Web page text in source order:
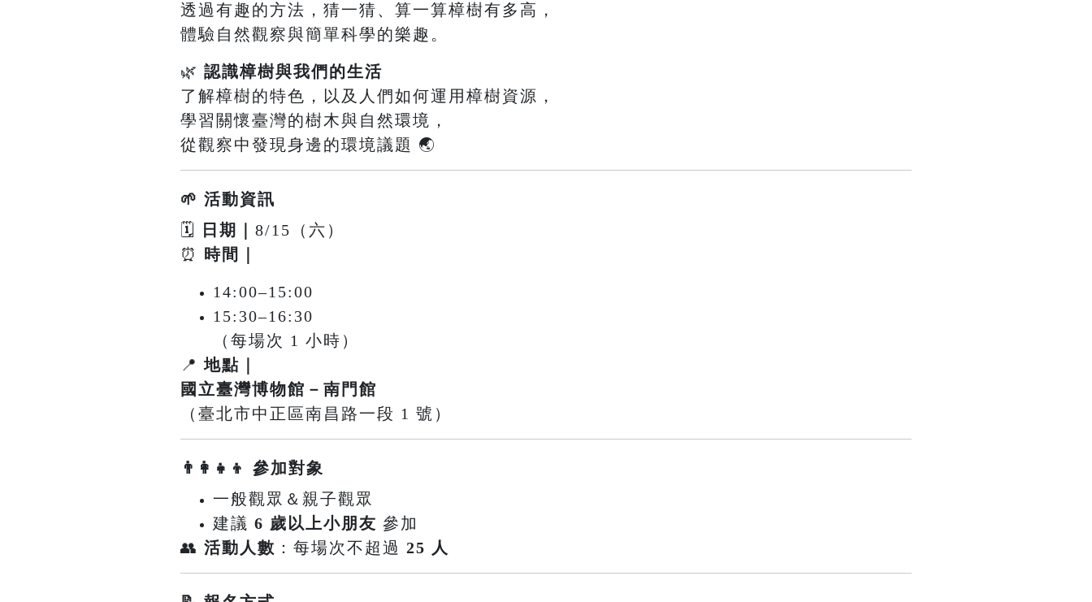
透過有趣的方法，猜一猜、算一算樟樹有多高，
體驗自然觀察與簡單科學的樂趣。
🌿 認識樟樹與我們的生活
了解樟樹的特色，以及人們如何運用樟樹資源，
學習關懷臺灣的樹木與自然環境，
從觀察中發現身邊的環境議題 🌏
🌱 活動資訊
🗓
日期｜ 8/15（六）
⏰
時間｜
14:00–15:00
15:30–16:30
（每場次 1 小時）
📍地點｜
國立臺灣博物館－南門館
（臺北市中正區南昌路一段 1 號）
👨‍👩‍👧‍👦 參加對象
一般觀眾＆親子觀眾
建議 6 歲以上小朋友 參加
👥 活動人數 ：每場次不超過 25 人